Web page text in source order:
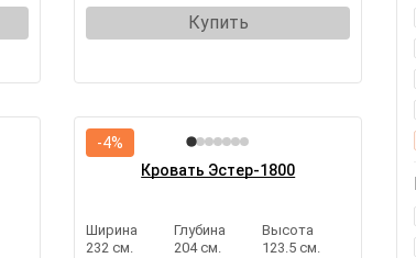
Купить
Кровать Эстер-1800
Ширина
232 см.
Глубина
204 см.
Высота
123.5 см.
-4%